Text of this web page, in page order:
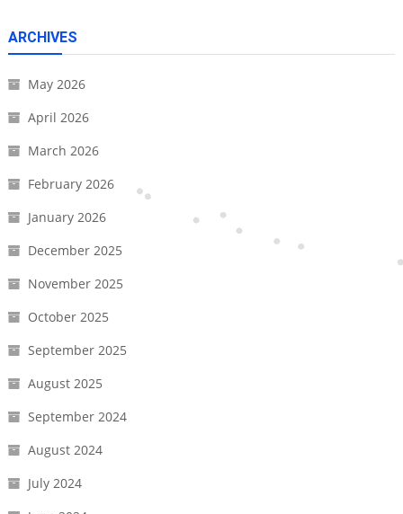
ARCHIVES
May 2026
April 2026
March 2026
February 2026
January 2026
December 2025
November 2025
October 2025
September 2025
August 2025
September 2024
August 2024
July 2024